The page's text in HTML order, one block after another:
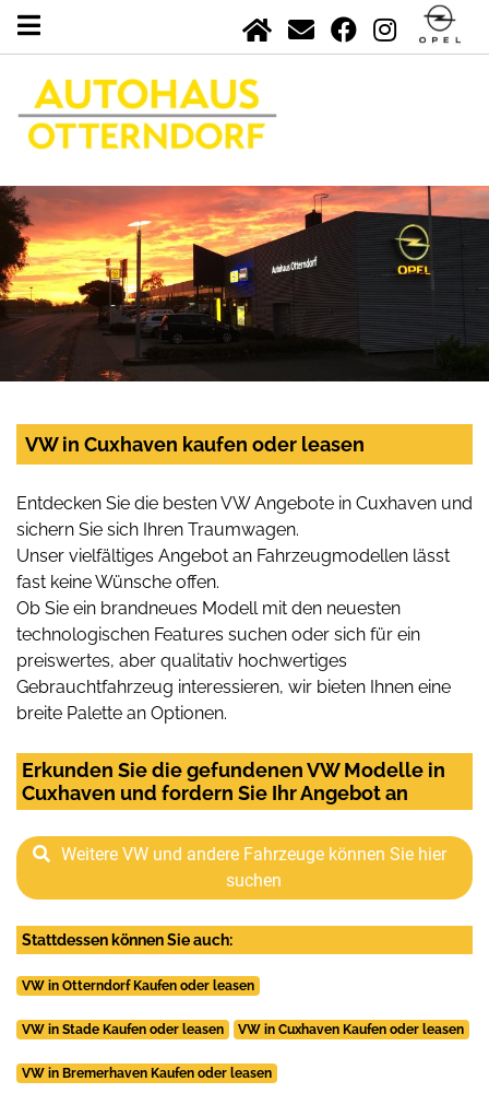
VW in Cuxhaven kaufen oder leasen
Entdecken Sie die besten VW Angebote in Cuxhaven und
sichern Sie sich Ihren Traumwagen.
Unser vielfältiges Angebot an Fahrzeugmodellen lässt
fast keine Wünsche offen.
Ob Sie ein brandneues Modell mit den neuesten
technologischen Features suchen oder sich für ein
preiswertes, aber qualitativ hochwertiges
Gebrauchtfahrzeug interessieren, wir bieten Ihnen eine
breite Palette an Optionen.
Erkunden Sie die gefundenen VW Modelle in
Cuxhaven und fordern Sie Ihr Angebot an
Weitere VW und andere Fahrzeuge können Sie hier
suchen
Stattdessen können Sie auch:
VW in Otterndorf Kaufen oder leasen
VW in Stade Kaufen oder leasen VW in Cuxhaven Kaufen oder leasen
VW in Bremerhaven Kaufen oder leasen